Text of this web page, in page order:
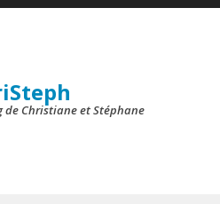
de Christiane et Stéphane